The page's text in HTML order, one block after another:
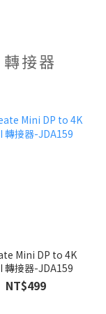
接器
Mini DP to 4K
轉接器-JDA159
NT$499